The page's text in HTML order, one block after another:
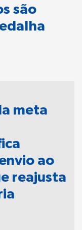
são
meta
ao
reajusta